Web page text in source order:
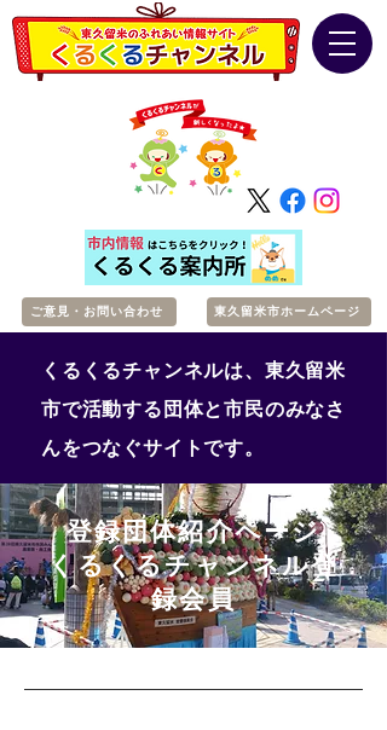
ご意見・お問い合わせ 東久留米市ホームページ
くるくるチャンネルは、東久留米
市で活動する団体と市民のみなさ
んをつなぐサイトです。
登録団体紹介ページ
​くるくるチャンネル登
録会員